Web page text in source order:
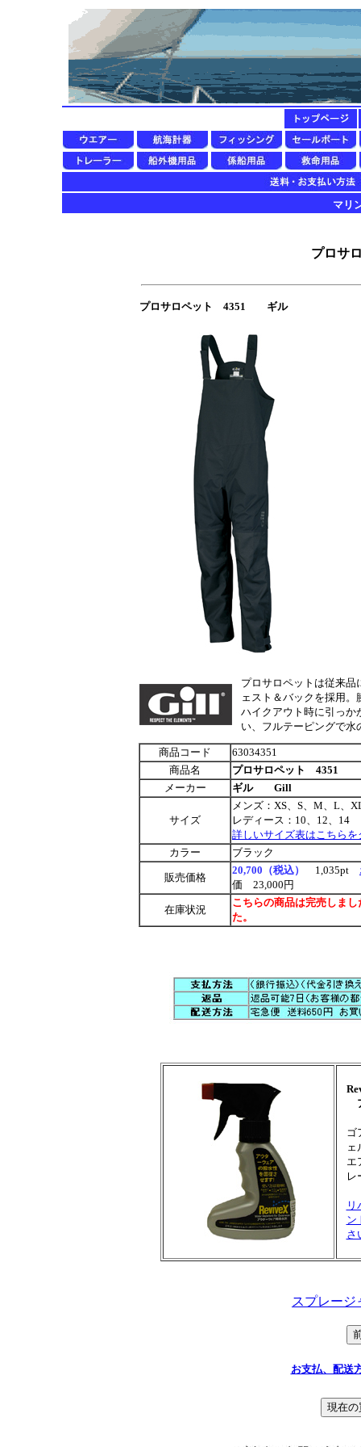
マリ
プロサ
プロサロペット 4351 ギル
プロサロペットは従来
ェスト＆バックを採用
ハイクアウト時に引っか
い、フルテーピングで水
商品コード
63034351
商品名
プロサロペット 4351
メーカー
ギル Gill
サイズ
メンズ：XS、S、M、L、
レディース：10、12、14
詳しいサイズ表はこちら
カラー
ブラック
販売価格
20,700（税込） 1,035pt
価 23,000円
在庫状況
こちらの商品は完売しま
た。
ゴ
ェ
エ
レ
ン
さ
スプレージ
お支払、配送